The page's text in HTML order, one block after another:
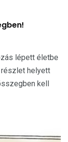
lépett életbe
helyett
kell